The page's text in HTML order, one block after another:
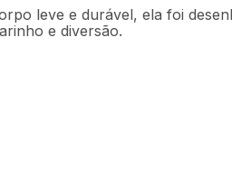
leve e durável, ela foi
e diversão.